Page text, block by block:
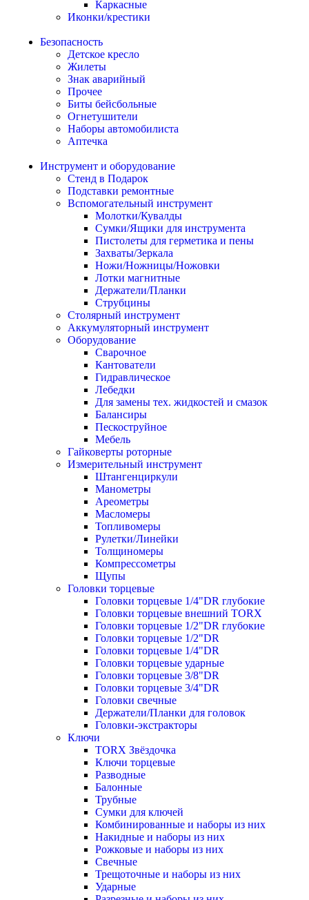
Каркасные
Иконки/крестики
Безопасность
Детское кресло
Жилеты
Знак аварийный
Прочее
Биты бейсбольные
Огнетушители
Наборы автомобилиста
Аптечка
Инструмент и оборудование
Стенд в Подарок
Подставки ремонтные
Вспомогательный инструмент
Молотки/Кувалды
Сумки/Ящики для инструмента
Пистолеты для герметика и пены
Захваты/Зеркала
Ножи/Ножницы/Ножовки
Лотки магнитные
Держатели/Планки
Струбцины
Столярный инструмент
Аккумуляторный инструмент
Оборудование
Сварочное
Кантователи
Гидравлическое
Лебедки
Для замены тех. жидкостей и смазок
Балансиры
Пескоструйное
Мебель
Гайковерты роторные
Измерительный инструмент
Штангенциркули
Манометры
Ареометры
Масломеры
Топливомеры
Рулетки/Линейки
Толщиномеры
Компрессометры
Щупы
Головки торцевые
Головки торцевые 1/4"DR глубокие
Головки торцевые внешний TORX
Головки торцевые 1/2"DR глубокие
Головки торцевые 1/2"DR
Головки торцевые 1/4"DR
Головки торцевые ударные
Головки торцевые 3/8"DR
Головки торцевые 3/4"DR
Головки свечные
Держатели/Планки для головок
Головки-экстракторы
Ключи
TORX Звёздочка
Ключи торцевые
Разводные
Балонные
Трубные
Сумки для ключей
Комбинированные и наборы из них
Накидные и наборы из них
Рожковые и наборы из них
Свечные
Трещоточные и наборы из них
Ударные